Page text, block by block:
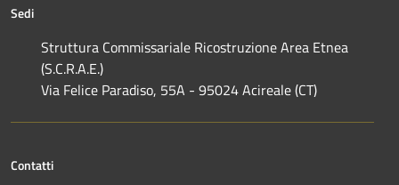
Sedi
Struttura Commissariale Ricostruzione Area Etnea
(S.C.R.A.E.)
Via Felice Paradiso, 55A - 95024 Acireale (CT)
Contatti